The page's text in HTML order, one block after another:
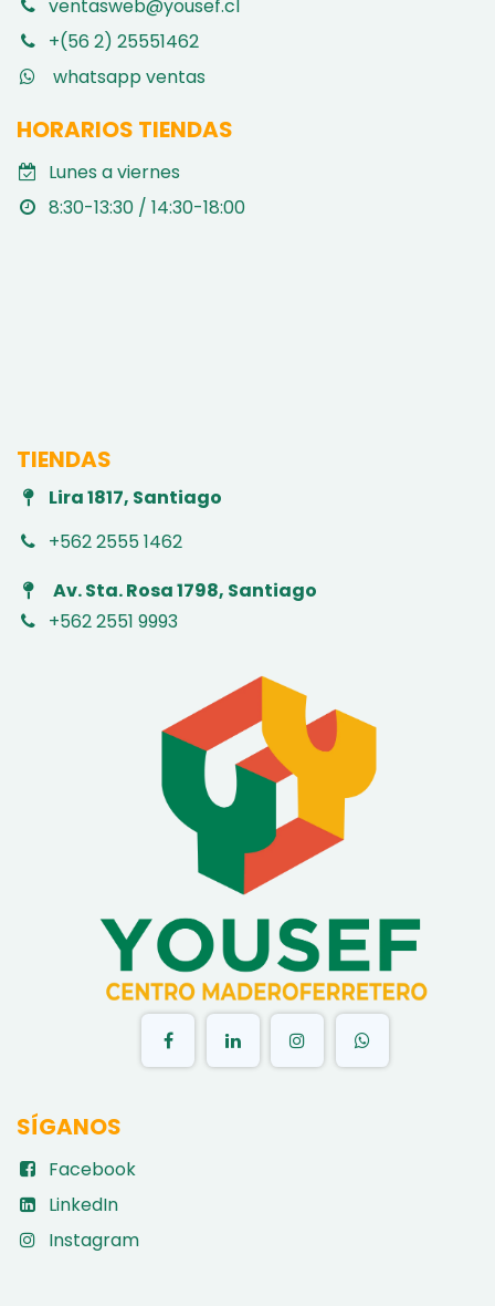
ventasweb@yousef.cl
+(56 2) 25551462
whatsapp ventas
HORARIOS TIENDAS
Lunes a viernes
8:30-13:30 / 14:30-18:00
TIENDAS
Lira 1817, Santiago
+562 2555 1462
Av. Sta. Rosa 1798, Santiago
+562 2551 9993
SÍGANOS
Facebook
LinkedIn
Instagram